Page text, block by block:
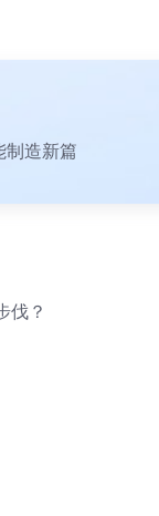
制造新篇
伐？